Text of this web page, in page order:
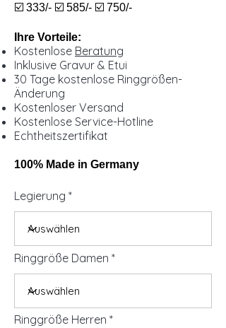
☑️ 333/- ☑️ 585/- ☑️ 750/-
Ihre Vorteile:
Kostenlose Beratung
Inklusive Gravur & Etui
30 Tage kostenlose Ringgrößen-
Änderung
Kostenloser Versand
Kostenlose Service-Hotline
Echtheitszertifikat
100% Made in Germany
Legierung
Ringgröße Damen
Ringgröße Herren